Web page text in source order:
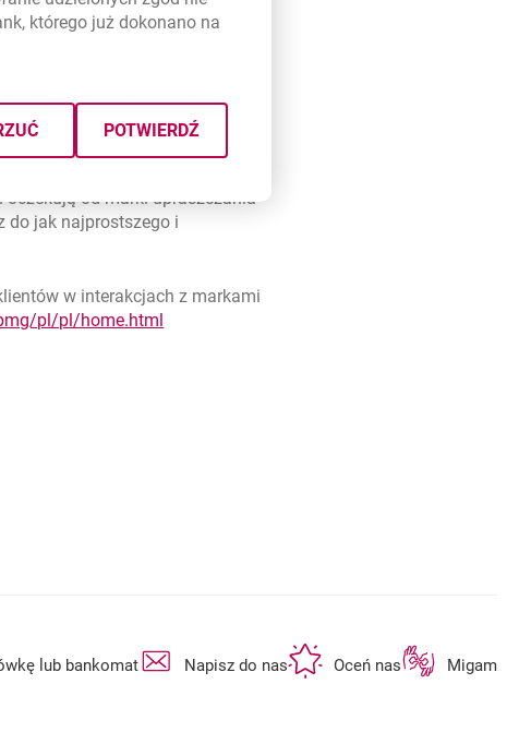
i Wiarygodności, przy
w jak największym stopniu
oczekują od marki upraszczania
do jak najprostszego i
w interakcjach z markami
pl/pl/home.html
lub bankomatotwiera się w nowej karcie
Napisz do nasotwiera się w nowej karcie
Oceń nasotwiera się w
Migam
którego już dokonano na
POTWIERDŹ